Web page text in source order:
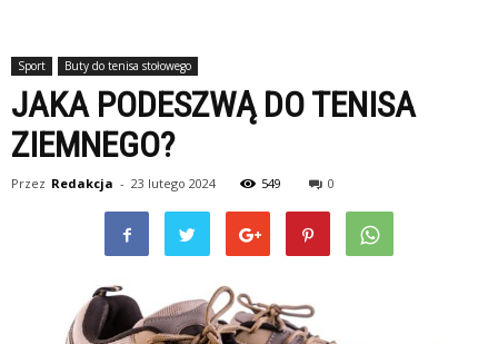
Sport Buty do tenisa stołowego
JAKA PODESZWĄ DO TENISA
ZIEMNEGO?
Przez Redakcja - 23 lutego 2024 549 0